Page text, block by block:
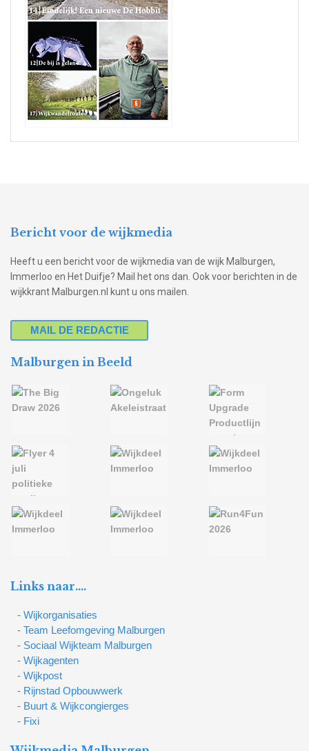
Bericht voor de wijkmedia
Heeft u een bericht voor de wijkmedia van de wijk Malburgen,
Immerloo en Het Duifje? Mail het ons dan. Ook voor berichten in de
wijkkrant Malburgen.nl kunt u ons mailen.
MAIL DE REDACTIE
Malburgen in Beeld
Links naar….
- Wijkorganisaties
- Team Leefomgeving Malburgen
- Sociaal Wijkteam Malburgen
- Wijkagenten
- Wijkpost
- Rijnstad Opbouwwerk
- Buurt & Wijkcongierges
- Fixi